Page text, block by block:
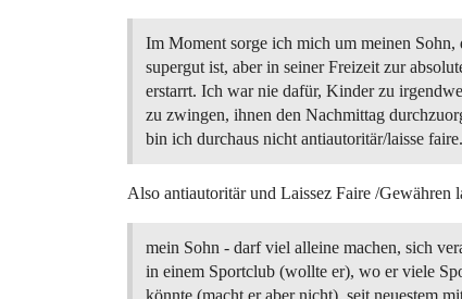
Im Moment sorge ich mich um meinen Sohn,
supergut ist, aber in seiner Freizeit zur
erstarrt. Ich war nie dafür, Kinder zu
zu zwingen, ihnen den Nachmittag
bin ich durchaus nicht antiautoritär/laisse
Also antiautoritär und Laissez Faire /Gewähren
mein Sohn - darf viel alleine machen, sich
in einem Sportclub (wollte er), wo er viele
könnte (macht er aber nicht), seit neuestem